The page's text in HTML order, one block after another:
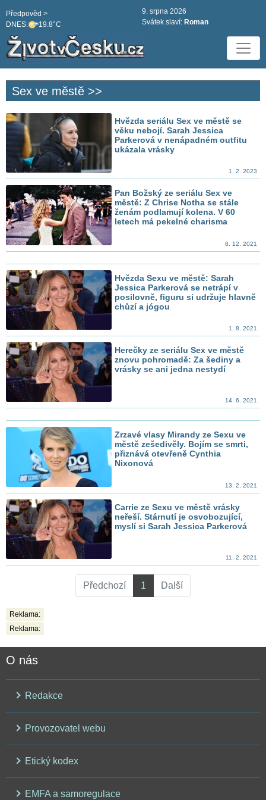
DNES: 19.8°C
Předpověd >
9. srpna 2026
Svátek slaví: Roman
Sex ve městě >>
Hvězda seriálu Sex ve městě se
věku nebojí. Sarah Jessica
Parkerová v nenápadném outfitu
ukázala vrásky
1. 2. 2023
Pan Božský ze seriálu Sex ve
městě: Z Chrise Notha se stále
ženám podlamují kolena. V 60
letech má pekelné charisma
8. 12. 2021
Hvězda Sexu ve městě: Sarah
Jessica Parkerová se netrápí v
posilovně, figuru si udržuje hlavně
chůzí a jógou
1. 8. 2021
Herečky ze seriálu Sex ve městě
znovu pohromadě: Za šediny a
vrásky se ani jedna nestydí
14. 6. 2021
Zrzavé vlasy Mirandy ze Sexu ve
městě zešedivěly. Bojím se smrti,
přiznává otevřeně Cynthia
Nixonová
13. 2. 2021
Carrie ze Sexu ve městě vrásky
neřeší. Stárnutí je osvobozující,
myslí si Sarah Jessica Parkerová
11. 2. 2021
Předchozí 1 Další
Reklama:
Reklama:
O nás
Redakce
Provozovatel webu
Etický kodex
EMFA a samoregulace